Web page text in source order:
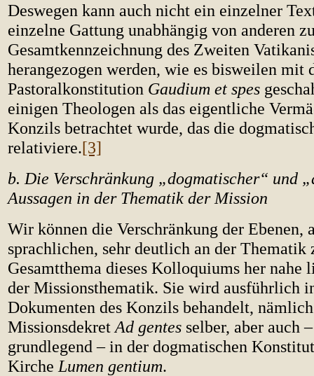
Deswegen kann auch nicht ein einzelner
einzelne Gattung unabhängig von anderen
Gesamtkennzeichnung des Zweiten
herangezogen werden, wie es bisweilen mit
Pastoralkonstitution Gaudium et spes
einigen Theologen als das eigentliche
Konzils betrachtet wurde, das die
relativiere.[3]
b. Die Verschränkung „dogmatischer“ und
Aussagen in der Thematik der Mission
Wir können die Verschränkung der Ebenen,
sprachlichen, sehr deutlich an der Thematik
Gesamtthema dieses Kolloquiums her nahe
der Missionsthematik. Sie wird ausführlich
Dokumenten des Konzils behandelt,
Missionsdekret Ad gentes selber, aber auch
grundlegend – in der dogmatischen
Kirche Lumen gentium.